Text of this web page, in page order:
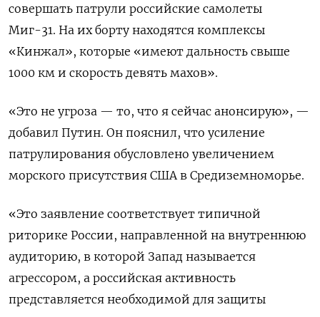
совершать патрули российские самолеты
Миг-31. На их борту находятся комплексы
«Кинжал», которые «имеют дальность свыше
1000 км и скорость девять махов».
«Это не угроза — то, что я сейчас анонсирую», —
добавил Путин. Он пояснил, что усиление
патрулирования обусловлено увеличением
морского присутствия США в Средиземноморье.
«Это заявление соответствует типичной
риторике России, направленной на внутреннюю
аудиторию, в которой Запад называется
агрессором, а российская активность
представляется необходимой для защиты